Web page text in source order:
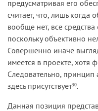
предусматривая его
считает, что, лишь когда
вообще нет, все
поскольку объективно
Совершенно иначе
имеется в проекте, хотя
Следовательно, принцип
здесь присутствует30.
Данная позиция